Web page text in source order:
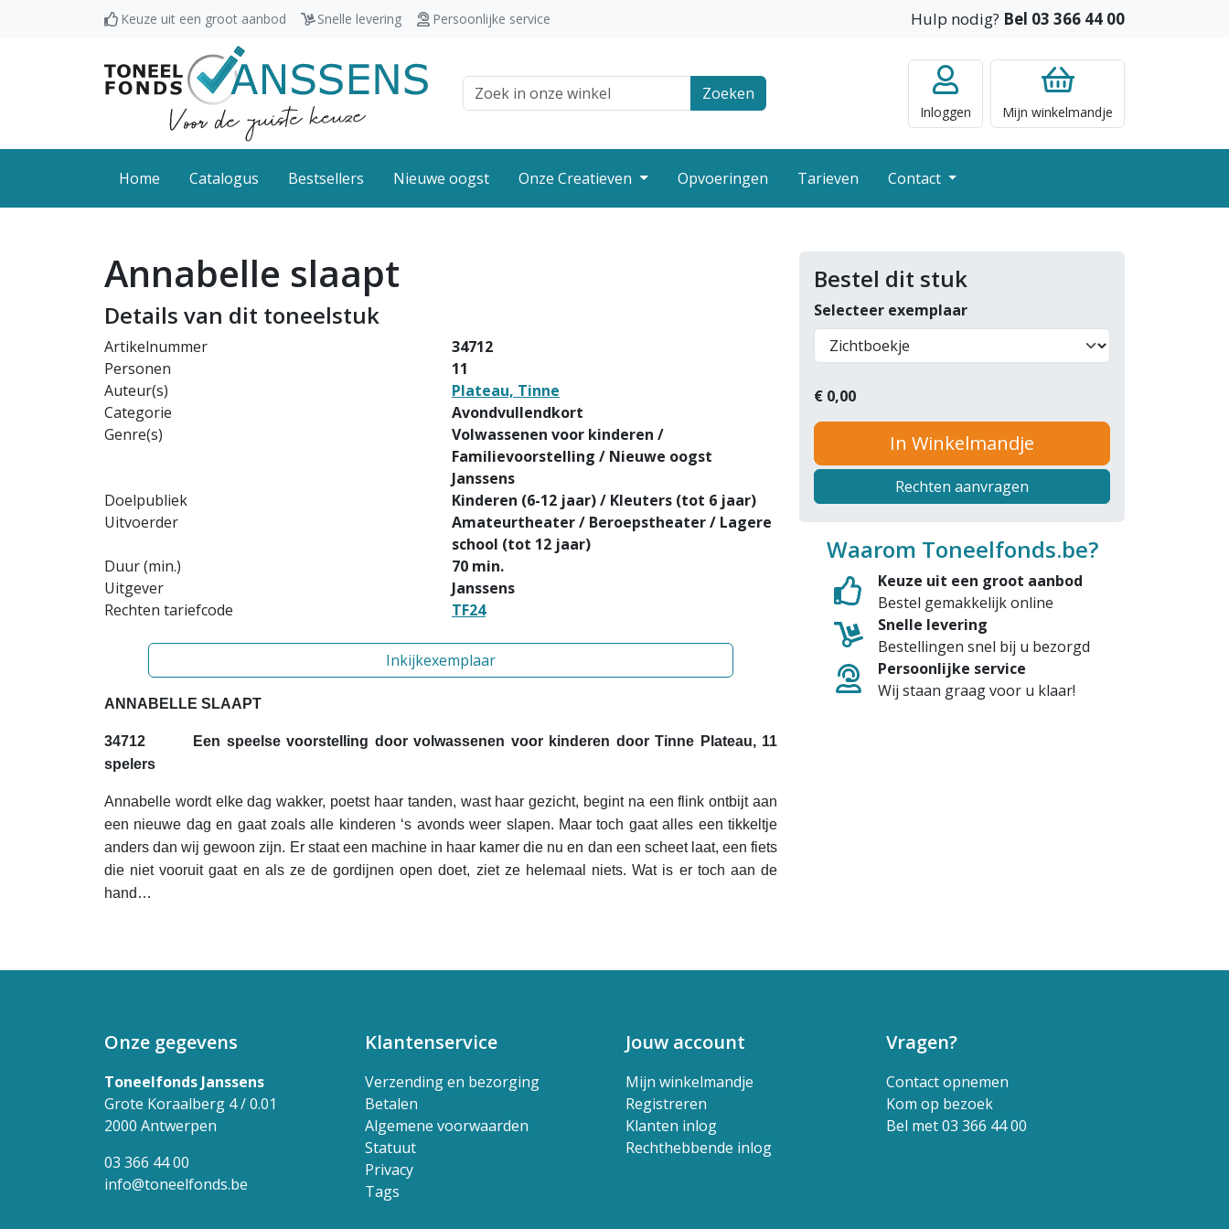
Keuze uit een groot aanbod Snelle levering Persoonlijke service Hulp nodig? Bel 03 366 44 00
Zoek veld Zoeken
Inloggen Mijn winkelmandje
Home Catalogus Bestsellers Nieuwe oogst Onze Creatieven Opvoeringen Tarieven Contact
Annabelle slaapt
Details van dit toneelstuk
Artikelnummer
34712
Personen
11
Auteur(s)
Plateau, Tinne
Categorie
Avondvullendkort
Genre(s)
Volwassenen voor kinderen /
Familievoorstelling / Nieuwe oogst
Janssens
Doelpubliek
Kinderen (6-12 jaar) / Kleuters (tot 6 jaar)
Uitvoerder
Amateurtheater / Beroepstheater / Lagere
school (tot 12 jaar)
Duur (min.)
70 min.
Uitgever
Janssens
Rechten tariefcode
TF24
Inkijkexemplaar
ANNABELLE SLAAPT
34712
Een speelse voorstelling door volwassenen voor kinderen door Tinne Plateau, 11
spelers
Annabelle wordt elke dag wakker, poetst haar tanden, wast haar gezicht, begint na een flink ontbijt aan
een nieuwe dag en gaat zoals alle kinderen ‘s avonds weer slapen. Maar toch gaat alles een tikkeltje
anders dan wij gewoon zijn. Er staat een machine in haar kamer die nu en dan een scheet laat, een fiets
die niet vooruit gaat en als ze de gordijnen open doet, ziet ze helemaal niets. Wat is er toch aan de
hand…
Bestel dit stuk
Selecteer exemplaar
€ 0,00
In Winkelmandje
Rechten aanvragen
Waarom Toneelfonds.be?
Keuze uit een groot aanbod
Bestel gemakkelijk online
Snelle levering
Bestellingen snel bij u bezorgd
Persoonlijke service
Wij staan graag voor u klaar!
Onze gegevens
Toneelfonds Janssens
Grote Koraalberg 4 / 0.01
2000 Antwerpen
03 366 44 00
info@toneelfonds.be
Klantenservice
Verzending en bezorging
Betalen
Algemene voorwaarden
Statuut
Privacy
Tags
Jouw account
Mijn winkelmandje
Registreren
Klanten inlog
Rechthebbende inlog
Vragen?
Contact opnemen
Kom op bezoek
Bel met 03 366 44 00